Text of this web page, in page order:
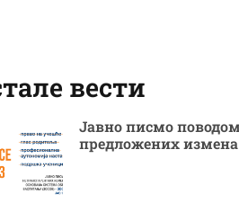
вести
Јавно писмо поводом
предложених